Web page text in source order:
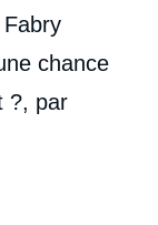
chance
?, par